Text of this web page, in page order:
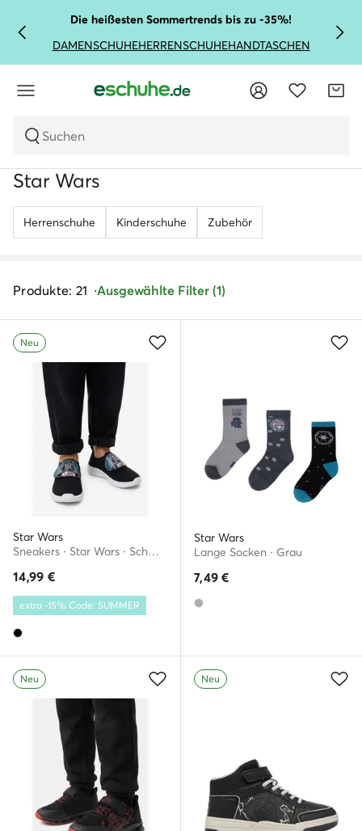
Die heißesten Sommertrends bis zu -35%!
DAMENSCHUHEHERRENSCHUHEHANDTASCHEN
Suchen
Star Wars
Herrenschuhe Kinderschuhe Zubehör
Produkte: 21 Ausgewählte Filter (1)
Neu
Star Wars
Sneakers · Star Wars · Schwarz
14,99 €
extra -15% Code: SUMMER
Star Wars
Lange Socken · Grau
7,49 €
Neu Neu